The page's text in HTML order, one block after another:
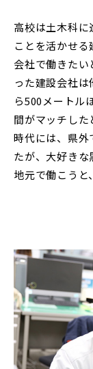
高校は土木科
ことを活かせ
会社で働きた
った建設会社
ら500メートル
間がマッチし
時代には、県外
たが、大好きな
地元で働こうと